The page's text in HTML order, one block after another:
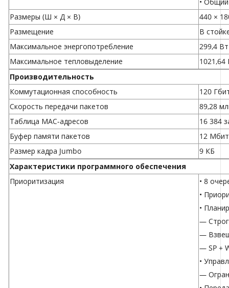
•
Размеры (Ш × Д × В)
440 ×
Размещение
В
Максимальное энергопотребление
299,4
Максимальное тепловыделение
1021,64
Производительность
Коммутационная способность
120
Скорость передачи пакетов
89,28
Таблица МАС-адресов
16 384
Буфер памяти пакетов
12 Мбит
Размер кадра Jumbo
9 КБ
Характеристики программного обеспечения
Приоритизация
• 8
•
•
—
—
— SP +
•
—